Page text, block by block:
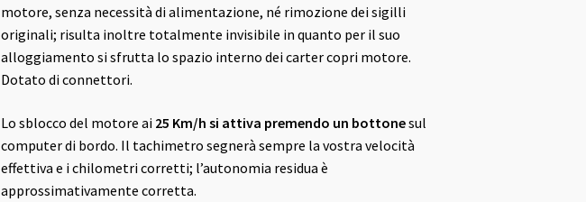
motore, senza necessità di alimentazione, né rimozione dei sigilli
originali; risulta inoltre totalmente invisibile in quanto per il suo
alloggiamento si sfrutta lo spazio interno dei carter copri motore.
Dotato di connettori.
Lo sblocco del motore ai 25 Km/h si attiva premendo un bottonesul
computer di bordo. Il tachimetro segnerà sempre la vostra velocità
effettiva e i chilometri corretti; l’autonomia residua è
approssimativamente corretta.